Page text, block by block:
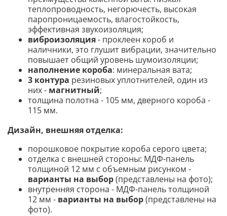
теплопроводность, негорючесть, высокая
паропроницаемость, влагостойкость,
эффективная звукоизоляция;
виброизоляция- проклеен короб и
наличники, это глушит вибрации, значительно
повышает общий уровень шумоизоляции;
наполнение короба: минеральная вата;
3 контура резиновых уплотнителей, один из
них - магнитный;
толщина полотна - 105 мм, дверного короба -
115 мм.
Дизайн, внешняя отделка:
порошковое покрытие короба серого цвета;
отделка с внешней стороны: МДФ-панель
толщиной 12 мм с объемным рисунком -
варианты на выбор(представлены на фото);
внутренняя сторона - МДФ-панель толщиной
12 мм - варианты на выбор(представлены на
фото).